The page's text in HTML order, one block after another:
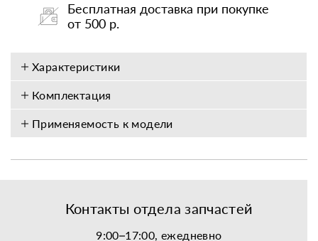
Бесплатная доставка при покупке
от 500 р.
Характеристики
Комплектация
Применяемость к модели
Контакты отдела запчастей
9:00–17:00, ежедневно